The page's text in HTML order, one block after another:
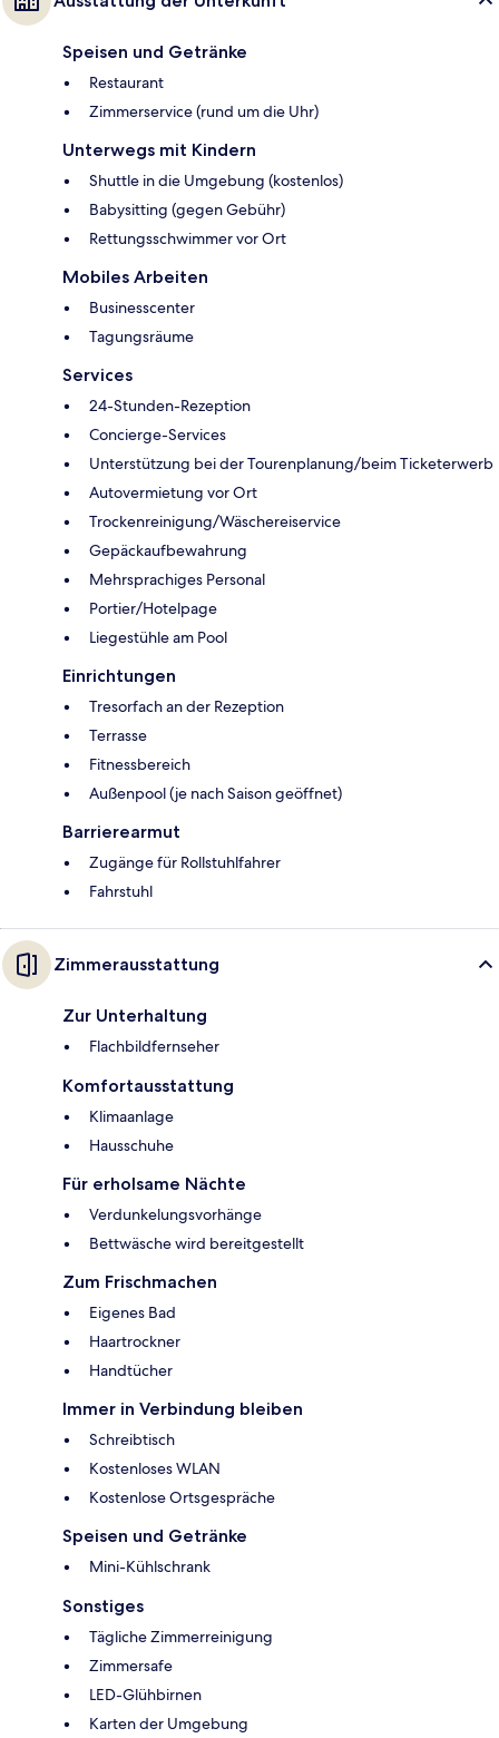
Speisen und Getränke
Restaurant
Zimmerservice (rund um die Uhr)
Unterwegs mit Kindern
Shuttle in die Umgebung (kostenlos)
Babysitting (gegen Gebühr)
Rettungsschwimmer vor Ort
Mobiles Arbeiten
Businesscenter
Tagungsräume
Services
24-Stunden-Rezeption
Concierge-Services
Unterstützung bei der Tourenplanung/beim Ticketerwerb
Autovermietung vor Ort
Trockenreinigung/Wäschereiservice
Gepäckaufbewahrung
Mehrsprachiges Personal
Portier/Hotelpage
Liegestühle am Pool
Einrichtungen
Tresorfach an der Rezeption
Terrasse
Fitnessbereich
Außenpool (je nach Saison geöffnet)
Barrierearmut
Zugänge für Rollstuhlfahrer
Fahrstuhl
Zimmerausstattung
Zur Unterhaltung
Flachbildfernseher
Komfortausstattung
Klimaanlage
Hausschuhe
Für erholsame Nächte
Verdunkelungsvorhänge
Bettwäsche wird bereitgestellt
Zum Frischmachen
Eigenes Bad
Haartrockner
Handtücher
Immer in Verbindung bleiben
Schreibtisch
Kostenloses WLAN
Kostenlose Ortsgespräche
Speisen und Getränke
Mini-Kühlschrank
Sonstiges
Tägliche Zimmerreinigung
Zimmersafe
LED-Glühbirnen
Karten der Umgebung